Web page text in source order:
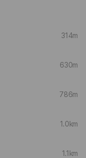
카 최저가를 찾는 사용자
짜 가격비교입
314m
630m
786m
1.0km
1.1km